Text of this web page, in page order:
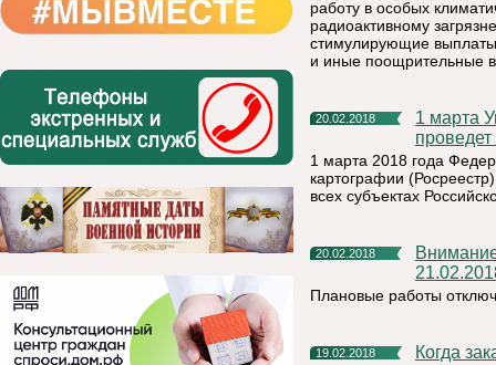
работу в особых
радиоактивному
стимулирующие
и иные поощрительные
20.02.2018
1 марта Управление Росреестра по Республики Коми
1 марта 2018 года
картографии
всех субъектах
20.02.2018
Внимание населению!!! отключение электроэнергии
Плановые работы
19.02.2018 Когда